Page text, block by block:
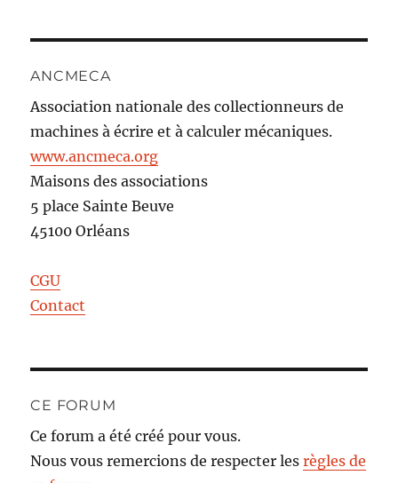
ANCMECA
Association nationale des collectionneurs de
machines à écrire et à calculer mécaniques.
www.ancmeca.org
Maisons des associations
5 place Sainte Beuve
45100 Orléans
CGU
Contact
CE FORUM
Ce forum a été créé pour vous.
Nous vous remercions de respecter lesrègles de